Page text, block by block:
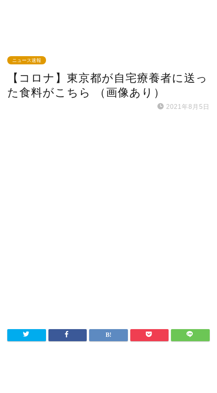
ニュース速報
【コロナ】東京都が自宅療養者に送っ
た食料がこちら （画像あり）
2021年8月5日